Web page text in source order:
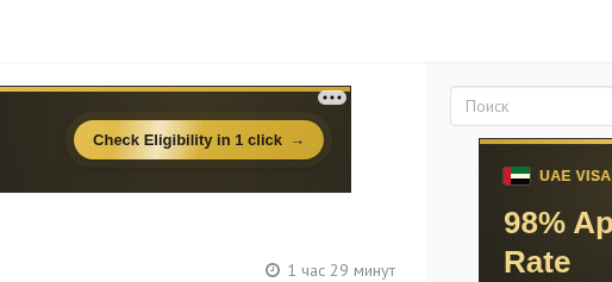
1 час 29 минут